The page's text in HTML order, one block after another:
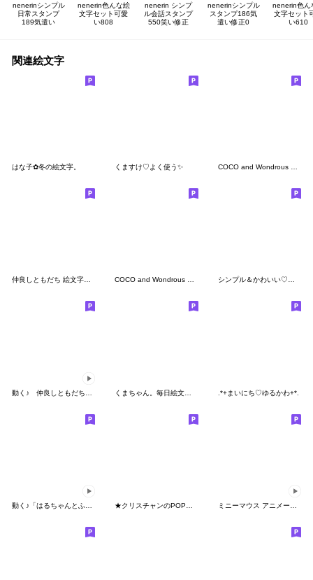
nenerinシンプル
日常スタンプ
189気遣い
nenerin色んな絵
文字セット可愛
い808
nenerin シンプ
ル会話スタンプ
550笑い修正
nenerinシンプル
スタンプ186気
遣い修正0
nenerin色ん
文字セット
い610
関連絵文字
はな子✿冬の絵文字。 くますけ♡よく使う✨
仲良しともだち 絵文字３「パステル」 COCO and Wondrous Emoji 9 シンプル＆かわいい♡絵文字
.*+まいにち♡ゆるかわ+*.